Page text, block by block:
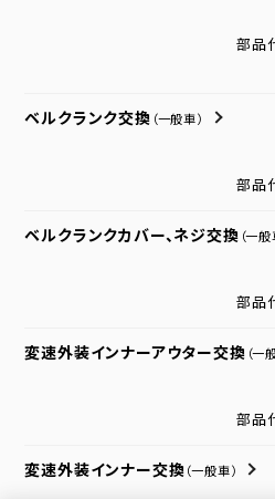
部品
ベルクランク交換 （一般車）
部品
ベルクランクカバー、ネジ交換 （一般
部品
変速外装インナーアウター交換 （一
部品
変速外装インナー交換 （一般車）